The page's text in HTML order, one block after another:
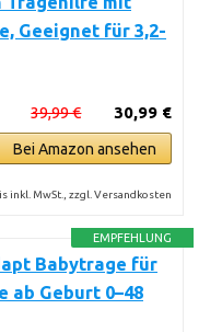
Geeignet für 3,2-
30,99 €
39,99 €
Bei Amazon ansehen
inkl. MwSt., zzgl. Versandkosten
EMPFEHLUNG
Babytrage für
ab Geburt 0–48